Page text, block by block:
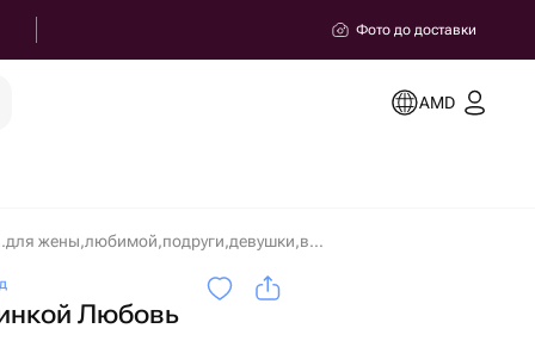
Фото до доставки
AMD
Капкейки 6 шт с начинкой Любовь это-..для жены,любимой,подруги,девушки,в подарок в Ереване
Любовь